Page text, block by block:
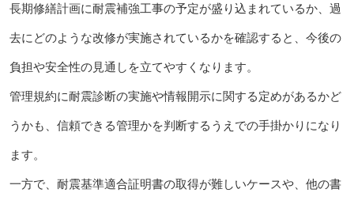
長期修繕計画に耐震補強工事の予定が盛り込まれているか、過
去にどのような改修が実施されているかを確認すると、今後の
負担や安全性の見通しを立てやすくなります。
管理規約に耐震診断の実施や情報開示に関する定めがあるかど
うかも、信頼できる管理かを判断するうえでの手掛かりになり
ます。
一方で、耐震基準適合証明書の取得が難しいケースや、他の書